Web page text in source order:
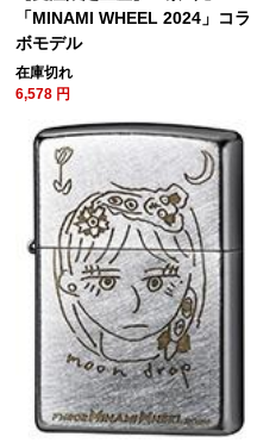
「MINAMI WHEEL 2024」コラ
ボモデル
在庫切れ
6,578 円